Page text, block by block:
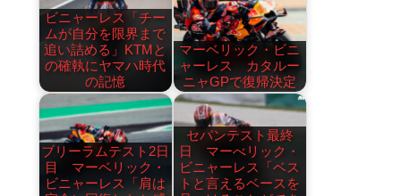
ビニャーレス「チー
ムが自分を限界まで
追い詰める」KTMと
の確執にヤマハ時代
の記憶
マーベリック・ビニ
ャーレス カタルー
ニャGPで復帰決定
ブリーラムテスト2日
目 マーベリック・
ビニャーレス「肩は
セパンテスト最終
日 マーべリック・
ビニャーレス「ベス
トと言えるベースを